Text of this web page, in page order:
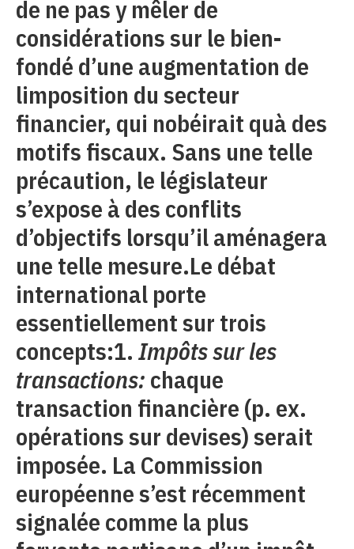
de ne pas y mêler de
considérations sur le bien-
fondé d’une augmentation de
limposition du secteur
financier, qui nobéirait quà des
motifs fiscaux. Sans une telle
précaution, le législateur
s’expose à des conflits
d’objectifs lorsqu’il aménagera
une telle mesure.Le débat
international porte
essentiellement sur trois
concepts:1. Impôts sur les
transactions: chaque
transaction financière (p. ex.
opérations sur devises) serait
imposée. La Commission
européenne s’est récemment
signalée comme la plus